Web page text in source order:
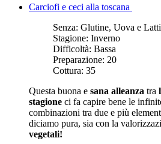
Carciofi e ceci alla toscana
Senza: Glutine, Uova e
Stagione: Inverno
Difficoltà: Bassa
Preparazione: 20
Cottura: 35
Questa buona e sana alleanza tra
stagione ci fa capire bene le
combinazioni tra due e più
diciamo pura, sia con la
vegetali!